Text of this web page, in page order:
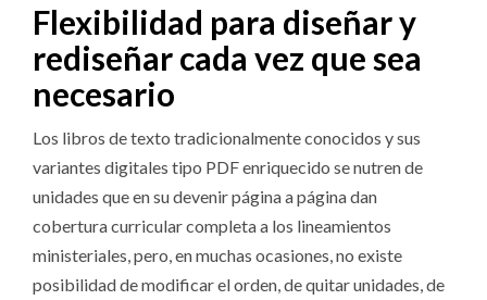
Flexibilidad para diseñar y
rediseñar cada vez que sea
necesario
Los libros de texto tradicionalmente conocidos y sus
variantes digitales tipo PDF enriquecido se nutren de
unidades que en su devenir página a página dan
cobertura curricular completa a los lineamientos
ministeriales, pero, en muchas ocasiones, no existe
posibilidad de modificar el orden, de quitar unidades, de